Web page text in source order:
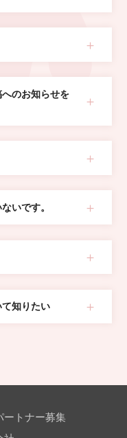
のお知らせを
いです。
知りたい
ートナー募集